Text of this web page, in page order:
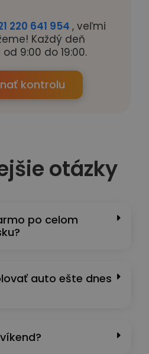
220 641 954 , veľmi
Každý deň
9:00 do 19:00.
kontrolu
otázky
po celom
auto ešte dnes